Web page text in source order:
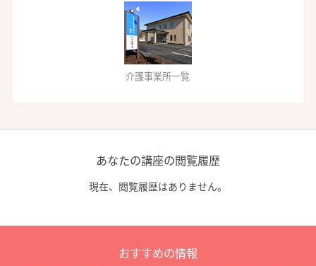
介護事業所一覧
あなたの講座の閲覧履歴
現在、閲覧履歴はありません。
おすすめの情報